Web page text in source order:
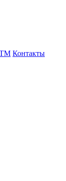
Контакты